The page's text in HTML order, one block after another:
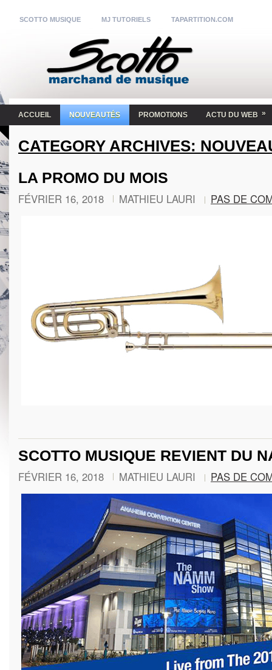
SCOTTO MUSIQUE MJ TUTORIELS TAPARTITION.COM
ACCUEIL NOUVEAUTÉS PROMOTIONS ACTU DU WEB »
CATEGORY ARCHIVES:
LA PROMO DU MOIS
FÉVRIER 16, 2018 MATHIEU LAURI PAS DE
SCOTTO MUSIQUE REVIENT DU
FÉVRIER 16, 2018 MATHIEU LAURI PAS DE